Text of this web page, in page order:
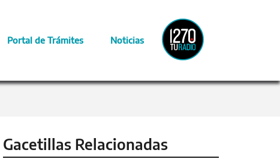
Portal de Trámites Noticias
Radio
Provincia
Gacetillas Relacionadas